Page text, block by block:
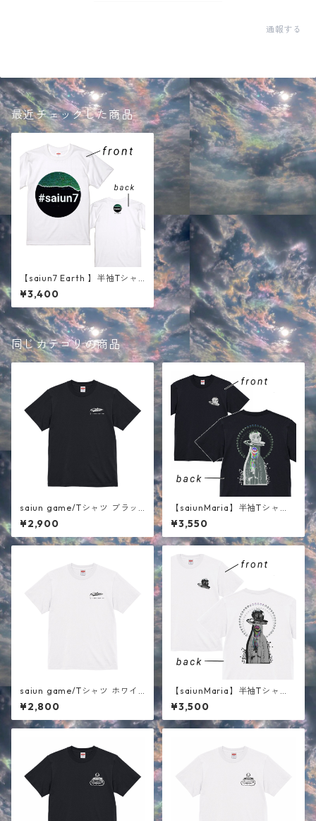
通報する
最近チェックした商品
【saiun7 Earth 】半袖Tシャ
ツ ホワイト
¥3,400
同じカテゴリの商品
saiun game/Tシャツ ブラッ
ク
¥2,900
【saiunMaria】半袖Tシャ
ツ ブラック
¥3,550
saiun game/Tシャツ ホワイ
ト
¥2,800
【saiunMaria】半袖Tシャ
ツ ホワイト
¥3,500